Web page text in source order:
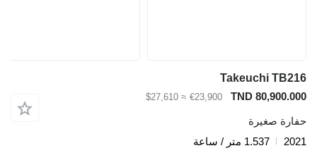
Takeuchi TB216
TND 80,900.000
€23,900
≈ $27,610
حفارة صغيرة
2021
1.537 متر / ساعة